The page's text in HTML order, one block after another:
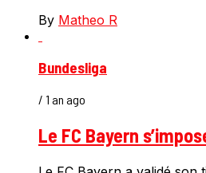
By Matheo R
Bundesliga
/ 1 an ago
Le FC Bayern